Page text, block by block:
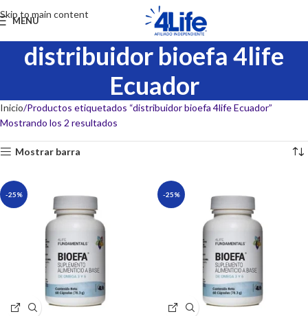
Skip to main content
MENU
distribuidor bioefa 4life
Ecuador
Inicio Productos etiquetados “distribuidor bioefa 4life Ecuador”
Mostrando los 2 resultados
Mostrar barra
-25% -25%